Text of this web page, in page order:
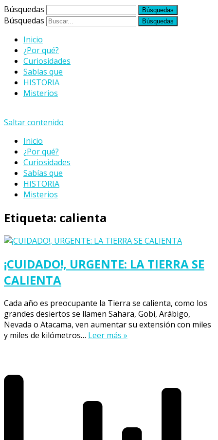
Búsquedas
Búsquedas
Inicio
¿Por qué?
Curiosidades
Sabías que
HISTORIA
Misterios
Saltar contenido
Inicio
¿Por qué?
Curiosidades
Sabías que
HISTORIA
Misterios
Etiqueta: calienta
¡CUIDADO!, URGENTE: LA TIERRA SE
CALIENTA
Cada año es preocupante la Tierra se calienta, como los
grandes desiertos se llamen Sahara, Gobi, Arábigo,
Nevada o Atacama, ven aumentar su extensión con miles
y miles de kilómetros… Leer más »